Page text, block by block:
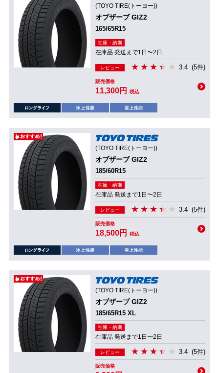
(TOYO TIRE(トーヨー))
オブザーブ GIZ2
165/65R15
在庫・納期
在庫品 発送まで1日〜2日
レビュー 3.4 (5件)
販売価格
11,300円 税込
(TOYO TIRE(トーヨー))
オブザーブ GIZ2
185/60R15
在庫・納期
在庫品 発送まで1日〜2日
レビュー 3.4 (5件)
販売価格
18,500円 税込
(TOYO TIRE(トーヨー))
オブザーブ GIZ2
185/65R15 XL
在庫・納期
在庫品 発送まで1日〜2日
レビュー 3.4 (5件)
販売価格